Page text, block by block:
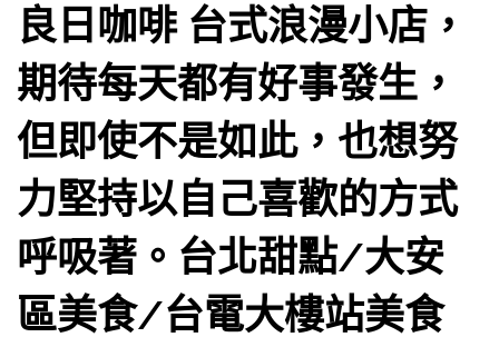
良日咖啡 台式浪漫小店，
期待每天都有好事發生，
但即使不是如此，也想努
力堅持以自己喜歡的方式
呼吸著。台北甜點/大安
區美食/台電大樓站美食